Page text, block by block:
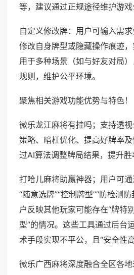
等，建议通过正规途径维护游戏
自定义修改牌：用户可输入需求
修改自身牌型或隐藏操作痕迹
用于多种场景（如与好友对局
规则，维护公平环境。
聚焦相关游戏功能优势与特色！
微乐龙江麻将有挂吗；支持透
策略、暗杠优化、提高好牌率
过AI算法调整牌局结果，提升胜
打哈儿麻将助赢神器；用户可
“随意选牌”“控制牌型”“防检测
户反映其他玩家可能存在“牌特
型”的情况。这些工具通过后台
术手段实现不平公，且“安全性高
微乐广西麻将深度融合全区各